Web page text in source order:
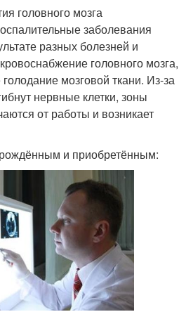
головного мозга
заболевания
разных болезней и
головного мозга,
мозговой ткани. Из-за
нервные клетки, зоны
от работы и возникает
и приобретённым: